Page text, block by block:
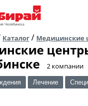
Челябинска
Каталог / Медицинские
​2 компании
Лечение